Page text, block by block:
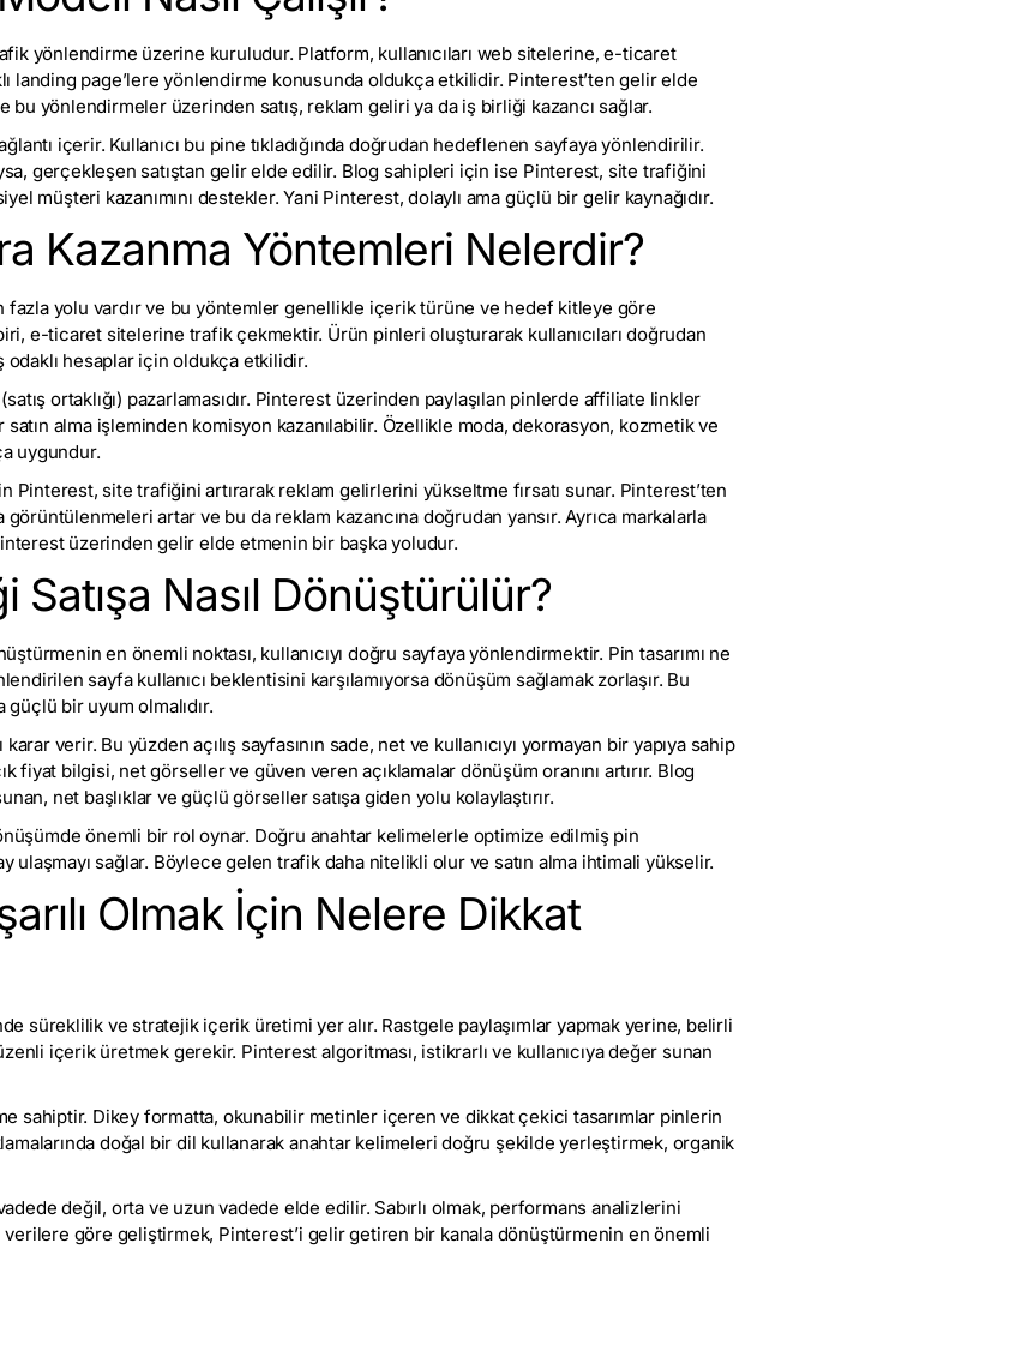
yönlendirme üzerine kuruludur. Platform, kullanıcıları web sitelerine, e-ticaret
landing page’lere yönlendirme konusunda oldukça etkilidir. Pinterest’ten gelir elde
bu yönlendirmeler üzerinden satış, reklam geliri ya da iş birliği kazancı sağlar.
içerir. Kullanıcı bu pine tıkladığında doğrudan hedeflenen sayfaya yönlendirilir.
gerçekleşen satıştan gelir elde edilir. Blog sahipleri için ise Pinterest, site trafiğini
müşteri kazanımını destekler. Yani Pinterest, dolaylı ama güçlü bir gelir kaynağıdır.
Kazanma Yöntemleri Nelerdir?
fazla yolu vardır ve bu yöntemler genellikle içerik türüne ve hedef kitleye göre
e-ticaret sitelerine trafik çekmektir. Ürün pinleri oluşturarak kullanıcıları doğrudan
odaklı hesaplar için oldukça etkilidir.
ortaklığı) pazarlamasıdır. Pinterest üzerinden paylaşılan pinlerde affiliate linkler
satın alma işleminden komisyon kazanılabilir. Özellikle moda, dekorasyon, kozmetik ve
uygundur.
Pinterest, site trafiğini artırarak reklam gelirlerini yükseltme fırsatı sunar. Pinterest’ten
artar ve bu da reklam kazancına doğrudan yansır. Ayrıca markalarla
üzerinden gelir elde etmenin bir başka yoludur.
Satışa Nasıl Dönüştürülür?
en önemli noktası, kullanıcıyı doğru sayfaya yönlendirmektir. Pin tasarımı ne
sayfa kullanıcı beklentisini karşılamıyorsa dönüşüm sağlamak zorlaşır. Bu
güçlü bir uyum olmalıdır.
verir. Bu yüzden açılış sayfasının sade, net ve kullanıcıyı yormayan bir yapıya sahip
fiyat bilgisi, net görseller ve güven veren açıklamalar dönüşüm oranını artırır. Blog
net başlıklar ve güçlü görseller satışa giden yolu kolaylaştırır.
önemli bir rol oynar. Doğru anahtar kelimelerle optimize edilmiş pin
ulaşmayı sağlar. Böylece gelen trafik daha nitelikli olur ve satın alma ihtimali yükselir.
Olmak İçin Nelere Dikkat
süreklilik ve stratejik içerik üretimi yer alır. Rastgele paylaşımlar yapmak yerine, belirli
içerik üretmek gerekir. Pinterest algoritması, istikrarlı ve kullanıcıya değer sunan
sahiptir. Dikey formatta, okunabilir metinler içeren ve dikkat çekici tasarımlar pinlerin
doğal bir dil kullanarak anahtar kelimeleri doğru şekilde yerleştirmek, organik
değil, orta ve uzun vadede elde edilir. Sabırlı olmak, performans analizlerini
göre geliştirmek, Pinterest’i gelir getiren bir kanala dönüştürmenin en önemli